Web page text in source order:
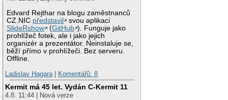
Edvard Rejthar na blogu zaměstnanců
CZ.NIC představil
svou aplikaci
SlideRshow
(GitHub ). Funguje jako
prohlížeč fotek, ale i jako jejich
organizér a prezentátor. Neinstaluje se,
běží přímo v prohlížeči. Bez serveru.
Offline.
Ladislav Hagara | Komentářů: 8
Kermit má 45 let. Vydán C-Kermit 11
4.8. 11:44 | Nová verze